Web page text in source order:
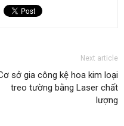
Next article
sở gia công kệ hoa kim loại
treo tường bằng Laser chất
lượng